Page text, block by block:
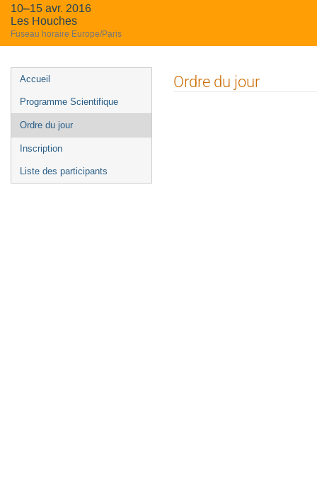
10–15 avr. 2016
Les Houches
Fuseau horaire Europe/Paris
Menu
de
l'événement
Accueil
Programme Scientifique
Ordre du jour
Inscription
Liste des participants
Ordre du jour